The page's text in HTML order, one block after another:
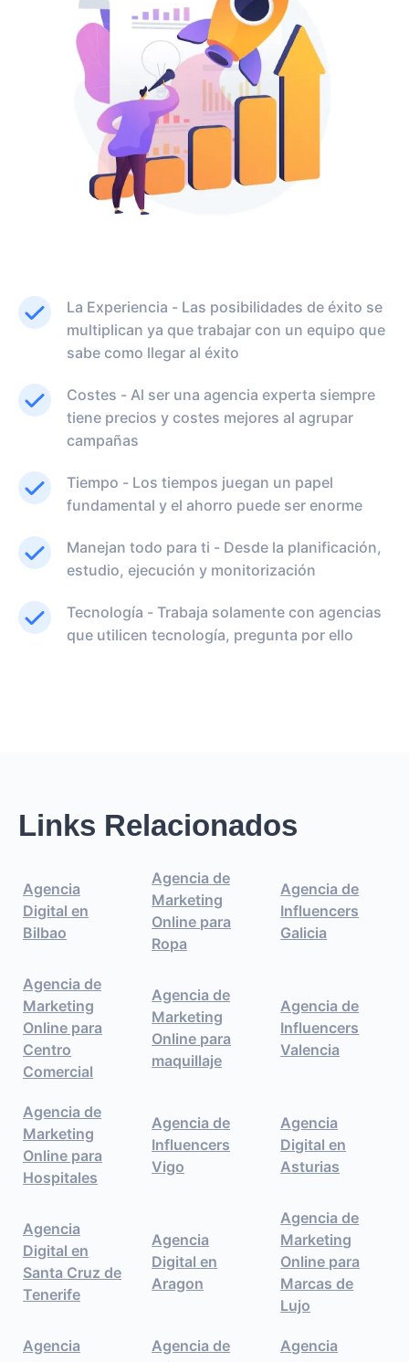
La Experiencia - Las posibilidades de éxito se
multiplican ya que trabajar con un equipo que
sabe como llegar al éxito
Costes - Al ser una agencia experta siempre
tiene precios y costes mejores al agrupar
campañas
Tiempo - Los tiempos juegan un papel
fundamental y el ahorro puede ser enorme
Manejan todo para ti - Desde la planificación,
estudio, ejecución y monitorización
Tecnología - Trabaja solamente con agencias
que utilicen tecnología, pregunta por ello
Links Relacionados
Agencia
Digital en
Bilbao
Agencia de
Marketing
Online para
Ropa
Agencia de
Influencers
Galicia
Agencia de
Marketing
Online para
Centro
Comercial
Agencia de
Marketing
Online para
maquillaje
Agencia de
Influencers
Valencia
Agencia de
Marketing
Online para
Hospitales
Agencia de
Influencers
Vigo
Agencia
Digital en
Asturias
Agencia
Digital en
Santa Cruz de
Tenerife
Agencia
Digital en
Aragon
Agencia de
Marketing
Online para
Marcas de
Lujo
Agencia
Agencia de
Agencia